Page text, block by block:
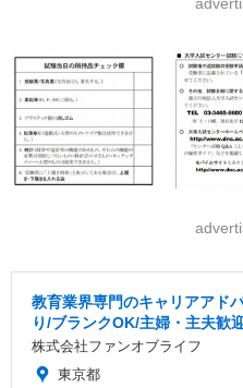
教育業界専門のキャリアアド
り/ブランクOK/主婦・主夫歓
株式会社ファンオブライフ
東京都